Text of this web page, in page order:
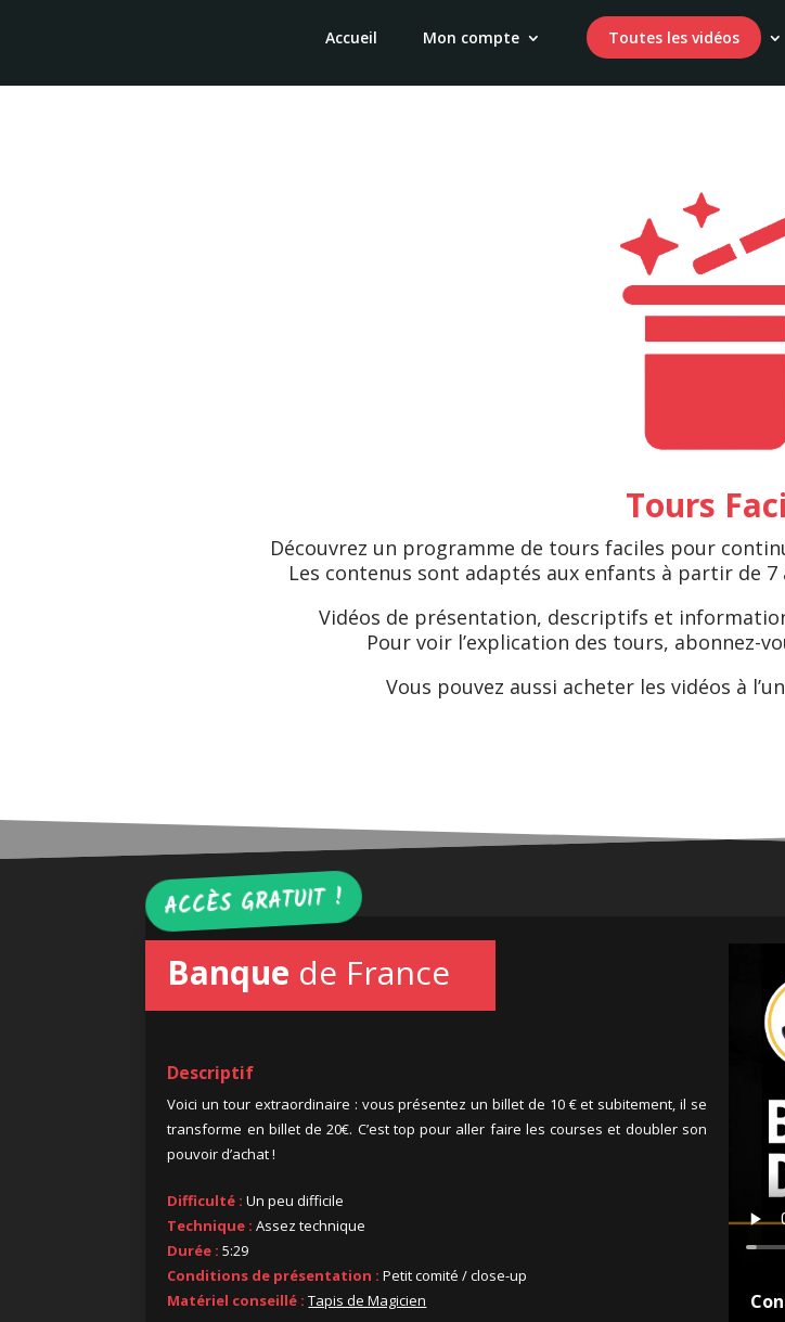
Accueil Mon compte Toutes les vidéos
Tours
Découvrez un programme de tours faciles pour
Les contenus sont adaptés aux enfants à partir de
Vidéos de présentation, descriptifs et
Pour voir l’explication des tours, abonnez-
Vous pouvez aussi acheter les vidéos à
Banque de France
Descriptif
Voici un tour extraordinaire : vous présentez un billet de 10 € et subitement, il se
transforme en billet de 20€. C’est top pour aller faire les courses et doubler son
pouvoir d’achat !
Difficulté : Un peu difficile
Technique : Assez technique
Durée : 5:29
Conditions de présentation : Petit comité / close-up
Matériel conseillé : Tapis de Magicien
ACCÈS GRATUIT !